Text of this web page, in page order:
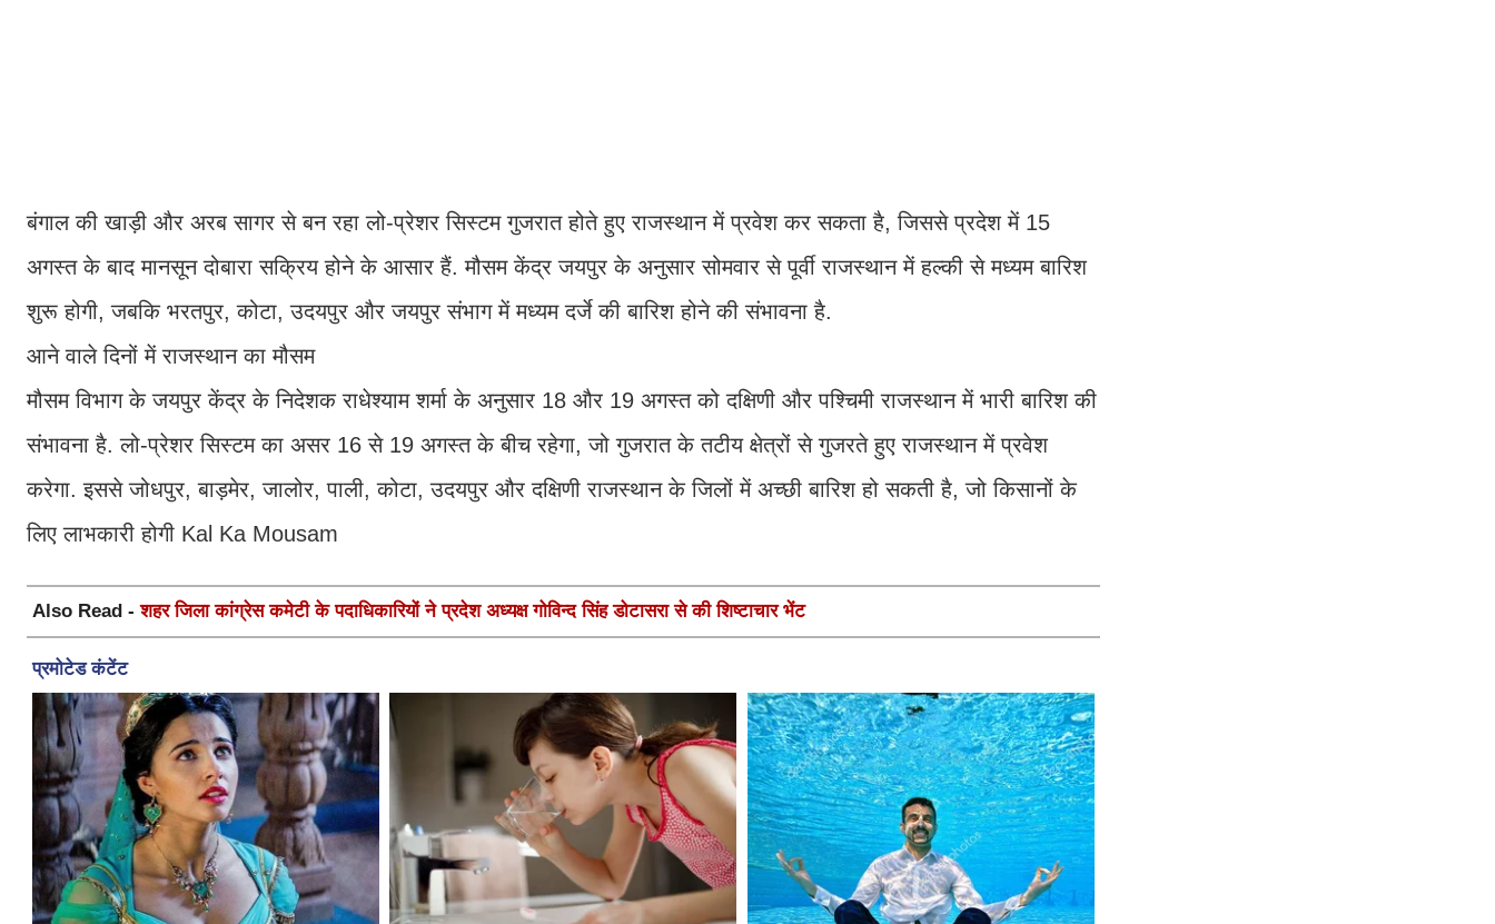
बंगाल की खाड़ी और अरब सागर से बन रहा लो-प्रेशर सिस्टम गुजरात होते हुए राजस्थान में प्रवेश कर सकता है, जिससे प्रदेश में 15
अगस्त के बाद मानसून दोबारा सक्रिय होने के आसार हैं. मौसम केंद्र जयपुर के अनुसार सोमवार से पूर्वी राजस्थान में हल्की से मध्यम बारिश
शुरू होगी, जबकि भरतपुर, कोटा, उदयपुर और जयपुर संभाग में मध्यम दर्जे की बारिश होने की संभावना है.
आने वाले दिनों में राजस्थान का मौसम
मौसम विभाग के जयपुर केंद्र के निदेशक राधेश्याम शर्मा के अनुसार 18 और 19 अगस्त को दक्षिणी और पश्चिमी राजस्थान में भारी बारिश की
संभावना है. लो-प्रेशर सिस्टम का असर 16 से 19 अगस्त के बीच रहेगा, जो गुजरात के तटीय क्षेत्रों से गुजरते हुए राजस्थान में प्रवेश
करेगा. इससे जोधपुर, बाड़मेर, जालोर, पाली, कोटा, उदयपुर और दक्षिणी राजस्थान के जिलों में अच्छी बारिश हो सकती है, जो किसानों के
लिए लाभकारी होगी Kal Ka Mousam
Also Read -शहर जिला कांग्रेस कमेटी के पदाधिकारियों ने प्रदेश अध्यक्ष गोविन्द सिंह डोटासरा से की शिष्टाचार भेंट